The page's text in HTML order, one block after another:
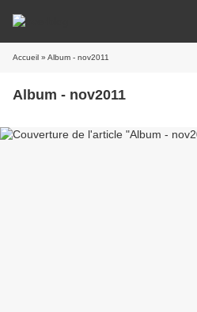
Accueil » Album - nov2011
Album - nov2011